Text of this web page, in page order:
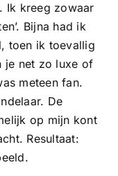
Ik kreeg zowaar
Bijna had ik
toen ik toevallig
je net zo luxe of
meteen fan.
De
op mijn kont
Resultaat: